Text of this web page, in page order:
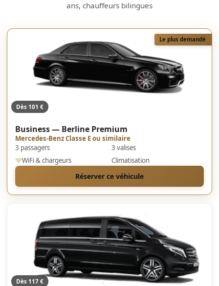
ans, chauffeurs bilingues
Le plus demandé
Dès 101 €
Business — Berline Premium
Mercedes-Benz Classe E ou similaire
3 passagers
3 valises
WiFi & chargeurs
Climatisation
Réserver ce véhicule
Dès 117 €